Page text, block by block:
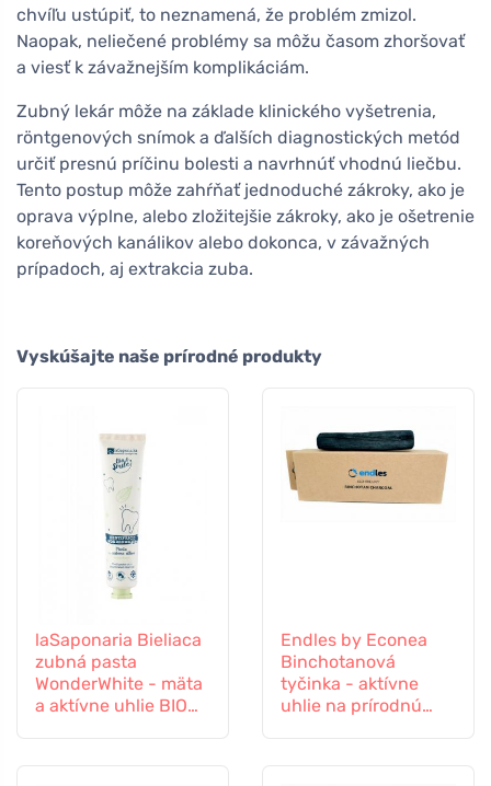
chvíľu ustúpiť, to neznamená, že problém zmizol.
Naopak, neliečené problémy sa môžu časom zhoršovať
a viesť k závažnejším komplikáciám.
Zubný lekár môže na základe klinického vyšetrenia,
röntgenových snímok a ďalších diagnostických metód
určiť presnú príčinu bolesti a navrhnúť vhodnú liečbu.
Tento postup môže zahŕňať jednoduché zákroky, ako je
oprava výplne, alebo zložitejšie zákroky, ako je ošetrenie
koreňových kanálikov alebo dokonca, v závažných
prípadoch, aj extrakcia zuba.
Vyskúšajte naše prírodné produkty
laSaponaria Bieliaca
zubná pasta
WonderWhite - mäta
a aktívne uhlie BIO
Endles by Econea
Binchotanová
tyčinka - aktívne
uhlie na prírodnú